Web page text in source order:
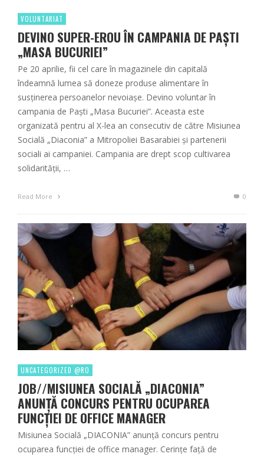
VOLUNTARIAT
DEVINO SUPER-EROU ÎN CAMPANIA DE PAȘTI
„MASA BUCURIEI”
Pe 20 aprilie, fii cel care în magazinele din capitală
îndeamnă lumea să doneze produse alimentare în
susținerea persoanelor nevoiașe. Devino voluntar în
campania de Paști „Masa Bucuriei”. Aceasta este
organizată pentru al X-lea an consecutiv de către Misiunea
Socială „Diaconia” a Mitropoliei Basarabiei și partenerii
sociali ai campaniei. Campania are drept scop cultivarea
solidarității, …
Read More 0
UNCATEGORIZED @RO
JOB//MISIUNEA SOCIALĂ „DIACONIA”
ANUNȚĂ CONCURS PENTRU OCUPAREA
FUNCȚIEI DE OFFICE MANAGER
Misiunea Socială „DIACONIA” anunță concurs pentru
ocuparea funcției de office manager. Cerințe față de